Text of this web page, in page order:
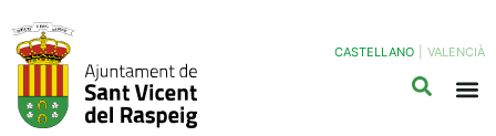
CASTELLANO VALENCIÀ